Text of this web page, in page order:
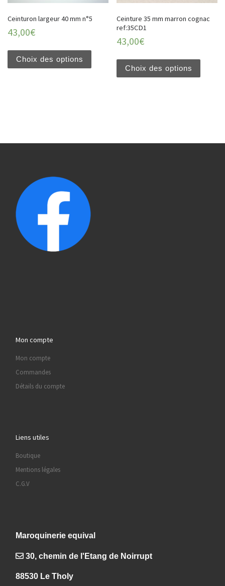
Ceinturon largeur 40 mm n°5
43,00€
Choix des options
Ceinture 35 mm marron cognac
ref:35CD1
43,00€
Choix des options
Mon compte
Mon compte
Commandes
Détails du compte
Liens utiles
Boutique
Mentions légales
C.G.V
Maroquinerie equival
30, chemin de l'Etang de Noirrupt
88530 Le Tholy